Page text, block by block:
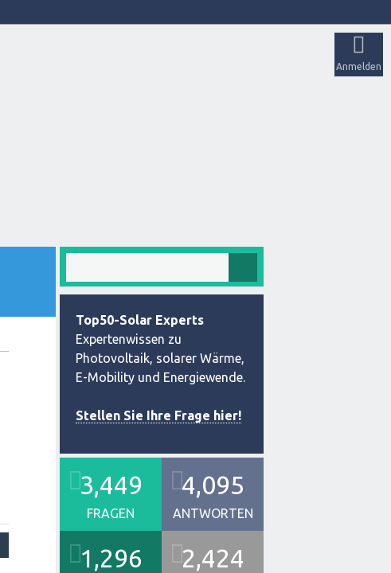
Anmelden
Top50-Solar Experts
Expertenwissen zu
Photovoltaik, solarer Wärme,
E-Mobility und Energiewende.
Stellen Sie Ihre Frage hier!
3,449
FRAGEN
4,095
ANTWORTEN
1,296 2,424